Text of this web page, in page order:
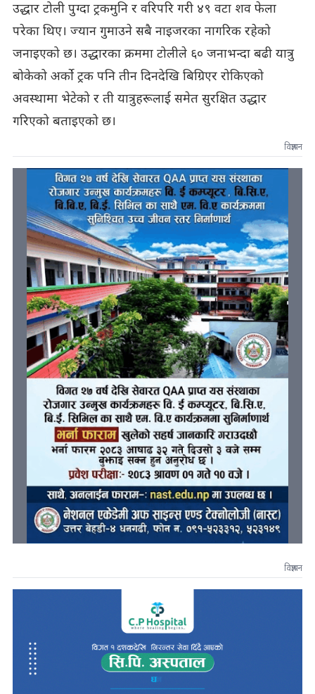
उद्धार टोली पुग्दा ट्रकमुनि र वरिपरि गरी ४९ वटा शव फेला
परेका थिए। ज्यान गुमाउने सबै नाइजरका नागरिक रहेको
जनाइएको छ। उद्धारका क्रममा टोलीले ६० जनाभन्दा बढी यात्रु
बोकेको अर्को ट्रक पनि तीन दिनदेखि बिग्रिएर रोकिएको
अवस्थामा भेटेको र ती यात्रुहरूलाई समेत सुरक्षित उद्धार
गरिएको बताइएको छ।
विज्ञापन
विज्ञापन